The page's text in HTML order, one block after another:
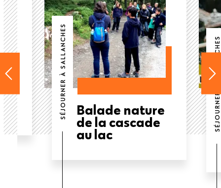
SÉJOURNER À SALLANCHES Balade nature
de la cascade
au lac
SÉJOURNER À SALLANCHES